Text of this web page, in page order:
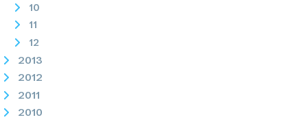
10
11
12
2013
2012
2011
2010